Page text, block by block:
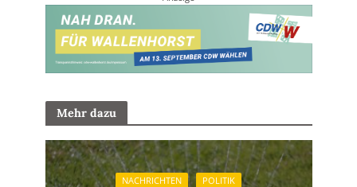
Mehr dazu
NACHRICHTEN POLITIK